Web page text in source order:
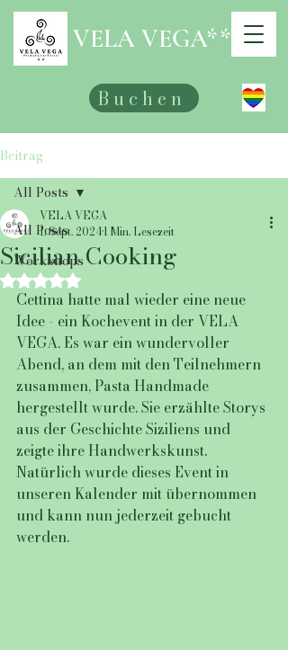
VELA VEGA**
Buchen
Beitrag
All Posts
Workshops
All Posts
Sicilian Cooking
VELA VEGA
1. Sept. 20241 Min. Lesezeit
Mit NaN von 5 Sternen bewertet.
Cettina hatte mal wieder eine neue
Idee - ein Kochevent in der VELA
VEGA. Es war ein wundervoller
Abend, an dem mit den Teilnehmern
zusammen, Pasta Handmade
hergestellt wurde. Sie erzählte Storys
aus der Geschichte Siziliens und
zeigte ihre Handwerkskunst.
Natürlich wurde dieses Event in
unseren Kalender mit übernommen
und kann nun jederzeit gebucht
werden.